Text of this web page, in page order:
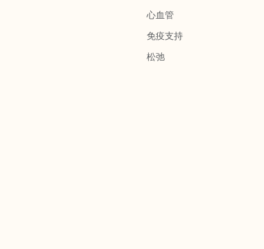
心血管
免疫支持
松弛